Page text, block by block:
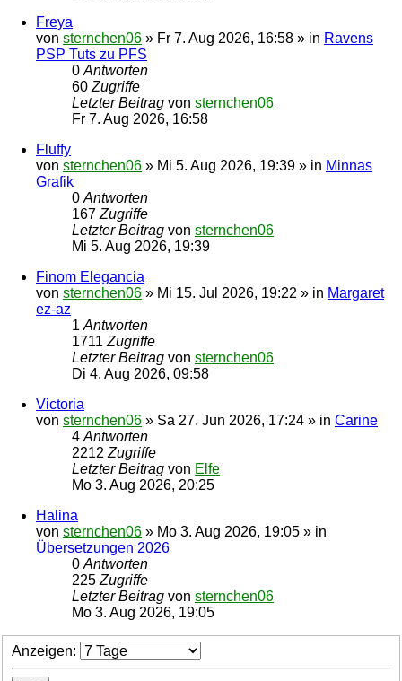
Freya
von sternchen06 » Fr 7. Aug 2026, 16:58 » in Ravens
PSP Tuts zu PFS
0 Antworten
60 Zugriffe
Letzter Beitrag von sternchen06
Fr 7. Aug 2026, 16:58
Fluffy
von sternchen06 » Mi 5. Aug 2026, 19:39 » in Minnas
Grafik
0 Antworten
167 Zugriffe
Letzter Beitrag von sternchen06
Mi 5. Aug 2026, 19:39
Finom Elegancia
von sternchen06 » Mi 15. Jul 2026, 19:22 » in Margaret
ez-az
1 Antworten
1711 Zugriffe
Letzter Beitrag von sternchen06
Di 4. Aug 2026, 09:58
Victoria
von sternchen06 » Sa 27. Jun 2026, 17:24 » in Carine
4 Antworten
2212 Zugriffe
Letzter Beitrag von Elfe
Mo 3. Aug 2026, 20:25
Halina
von sternchen06 » Mo 3. Aug 2026, 19:05 » in
Übersetzungen 2026
0 Antworten
225 Zugriffe
Letzter Beitrag von sternchen06
Mo 3. Aug 2026, 19:05
Anzeigen: